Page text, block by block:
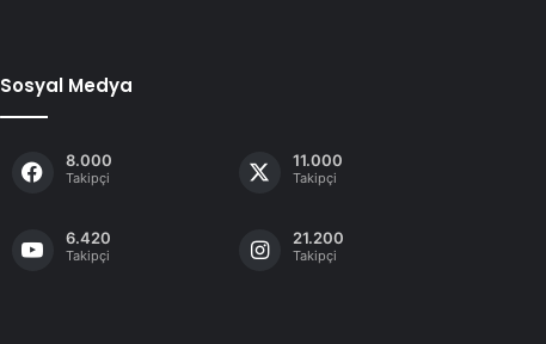
Sosyal Medya
8.000
Takipçi
11.000
Takipçi
6.420
Takipçi
21.200
Takipçi